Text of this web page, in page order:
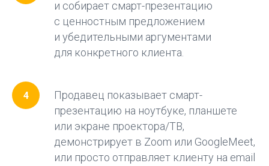
и собирает смарт-презентацию
с ценностным предложением
и убедительными аргументами
для конкретного клиента.
Продавец показывает смарт-
презентацию на ноутбуке, планшете
или экране проектора/ТВ,
демонстрирует в Zoom или GoogleMeet,
или просто отправляет клиенту на email